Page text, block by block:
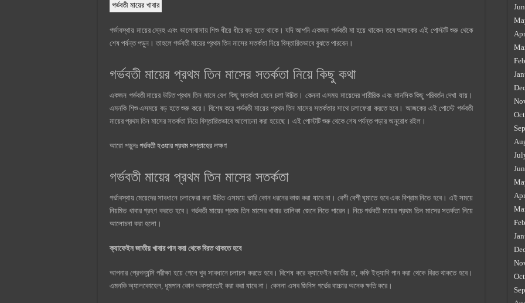
গর্ভবতী মায়ের খাবার
গর্ভাবস্থায় মায়ের স্নেহ এবং ভালোবাসায় শিশু ধীরে ধীরে বড় হতে থাকে। যদি আপনি একজন গর্ভবতী মা হয়ে থাকেন তবে আজকের এই পোস্টটি শুরু থেকে
শেষ পর্যন্ত পড়ুন। তাহলে গর্ভবতী মায়ের প্রথম তিন মাসের সতর্কতা নিয়ে বিস্তারিতভাবে বুঝতে পারবেন।
গর্ভবতী মায়ের প্রথম তিন মাসের সতর্কতা নিয়ে কিছু কথা
একজন গর্ভবতী মায়ের উচিত প্রথম তিন মাসে বেশ কিছু সতর্কতা মেনে চলা উচিত। কেননা এসময় মায়েদের শারীরিক এবং মানসিক কিছু পরিবর্তন দেখা যায়।
এমনকি শিশু এসময়ে বড় হতে শুরু করে। বিশেষ করে গর্ভবতী মায়ের প্রথম তিন মাসের সতর্কতার সাথে চলাফেরা করতে হবে। আজকের এই পোস্টে গর্ভবতী
মায়ের প্রথম তিন মাসের সতর্কতা নিয়ে বিস্তারিতভাবে আলোচনা করা হয়েছে। এই পোস্টটি শুরু থেকে শেষ পর্যন্ত পড়ার অনুরোধ রইল।
আরো পড়ুনঃ গর্ভবতী হওয়ার প্রথম সপ্তাহের লক্ষণ
গর্ভবতী মায়ের প্রথম তিন মাসের সতর্কতা
গর্ভাবস্থায় মেয়েদের সাবধানে চলাফেরা করা উচিত এসময়ে ভারি কোন ধরনের কাজ করা যাবে না। বেশী বেশী ঘুমাতে হবে এবং বিশ্রাম নিতে হবে। এই সময়ে
নিয়মিত খাবার গ্রহণ করতে হবে। গর্ভবতী মায়ের প্রথম তিন মাসের খাবার তালিকা জেনে নিতে পারেন। নিচে গর্ভবতী মায়ের প্রথম তিন মাসের সতর্কতা নিয়ে
আলোচনা করা হলো।
ক্যাফেইন জাতীয় খাবার পান করা থেকে বিরত থাকতে হবে
আপনার প্রেগন্যন্সি পরীক্ষা হয়ে গেলে খুব সাবধানে চলাচল করতে হবে। বিশেষ করে ক্যাফেইন জাতীয় চা, কফি ইত্যাদি পান করা থেকে বিরত থাকতে হবে।
এমনকি অ্যালকোহেল, ধূমপান কোন অবস্থাতেই করা করা যাবে না। কেননা এসব জিনিস গর্ভের বাচ্চার অনেক ক্ষতি করে।